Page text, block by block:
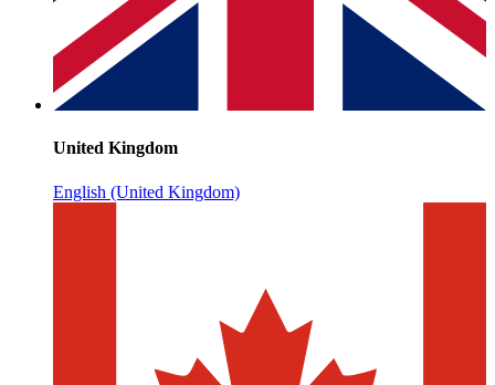
United Kingdom
English (United Kingdom)